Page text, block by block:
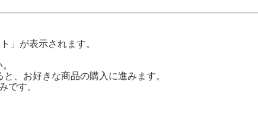
」が表示されます。
、お好きな商品の購入に進みます。
です。